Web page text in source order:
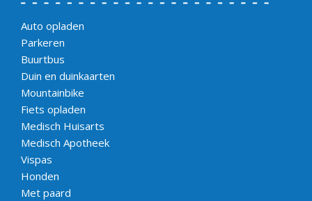
Auto opladen
Parkeren
Buurtbus
Duin en duinkaarten
Mountainbike
Fiets opladen
Medisch Huisarts
Medisch Apotheek
Vispas
Honden
Met paard